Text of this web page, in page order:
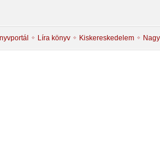
Líra könyv Kiskereskedelem